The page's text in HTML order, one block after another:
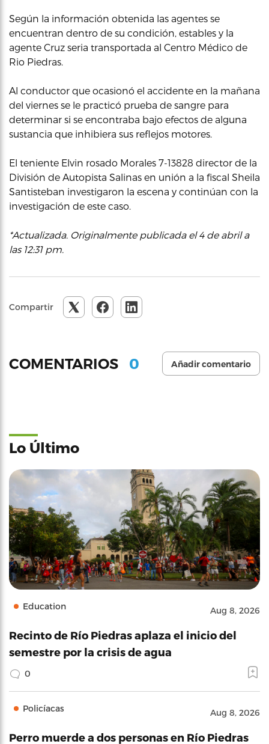
Según la información obtenida las agentes se
encuentran dentro de su condición, estables y la
agente Cruz seria transportada al Centro Médico de
Rio Piedras.
Al conductor que ocasionó el accidente en la mañana
del viernes se le practicó prueba de sangre para
determinar si se encontraba bajo efectos de alguna
sustancia que inhibiera sus reflejos motores.
El teniente Elvin rosado Morales 7-13828 director de la
División de Autopista Salinas en unión a la fiscal Sheila
Santisteban investigaron la escena y continúan con la
investigación de este caso.
*Actualizada. Originalmente publicada el 4 de abril a
las 12:31 pm.
Compartir
COMENTARIOS 0 Añadir comentario
Lo Último
Education Aug 8, 2026
Recinto de Río Piedras aplaza el inicio del
semestre por la crisis de agua
0
Policíacas Aug 8, 2026
Perro muerde a dos personas en Río Piedras